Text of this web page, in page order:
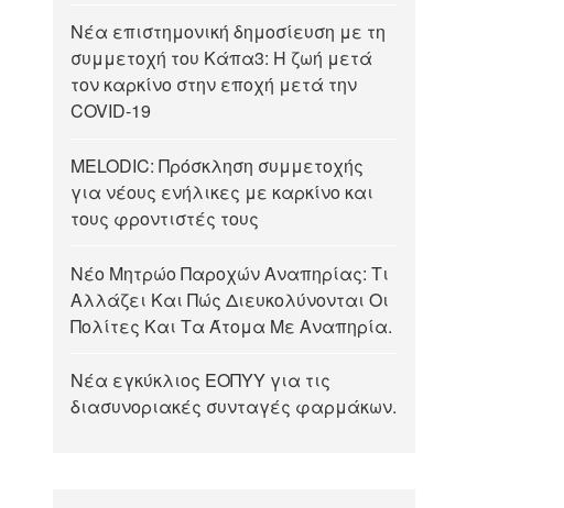
Νέα επιστημονική δημοσίευση με τη
συμμετοχή του Κάπα3: Η ζωή μετά
τον καρκίνο στην εποχή μετά την
COVID-19
MELODIC: Πρόσκληση συμμετοχής
για νέους ενήλικες με καρκίνο και
τους φροντιστές τους
Νέο Μητρώο Παροχών Αναπηρίας: Τι
Αλλάζει Και Πώς Διευκολύνονται Οι
Πολίτες Και Τα Άτομα Με Αναπηρία.
Νέα εγκύκλιος ΕΟΠΥΥ για τις
διασυνοριακές συνταγές φαρμάκων.